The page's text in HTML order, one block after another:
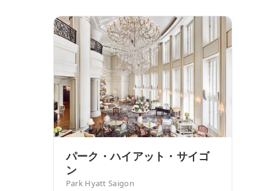
パーク・ハイアット・サイゴ
ン
Park Hyatt Saigon